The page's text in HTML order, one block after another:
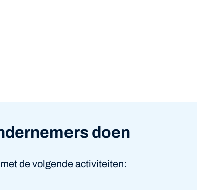
doen
de volgende activiteiten: